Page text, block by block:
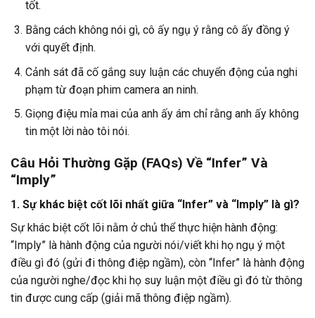
tốt.
Bằng cách không nói gì, cô ấy ngụ ý rằng cô ấy đồng ý
với quyết định.
Cảnh sát đã cố gắng suy luận các chuyển động của nghi
phạm từ đoạn phim camera an ninh.
Giọng điệu mỉa mai của anh ấy ám chỉ rằng anh ấy không
tin một lời nào tôi nói.
Câu Hỏi Thường Gặp (FAQs) Về “Infer” Và
“Imply”
1. Sự khác biệt cốt lõi nhất giữa “Infer” và “Imply” là gì?
Sự khác biệt cốt lõi nằm ở chủ thể thực hiện hành động:
“Imply” là hành động của người nói/viết khi họ ngụ ý một
điều gì đó (gửi đi thông điệp ngầm), còn “Infer” là hành động
của người nghe/đọc khi họ suy luận một điều gì đó từ thông
tin được cung cấp (giải mã thông điệp ngầm).